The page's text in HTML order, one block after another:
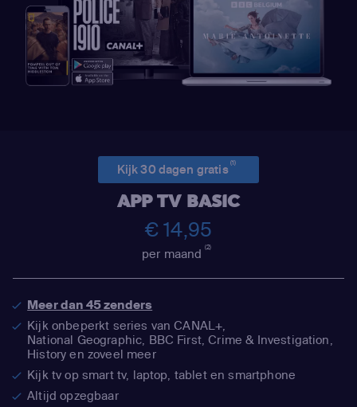
Kijk 30 dagen gratis(1)
APP TV BASIC
€ 14,95
per maand(2)
Meer dan 45 zenders
Kijk onbeperkt series van CANAL+,
National Geographic, BBC First, Crime & Investigation,
History en zoveel meer
Kijk tv op smart tv, laptop, tablet en smartphone
Altijd opzegbaar